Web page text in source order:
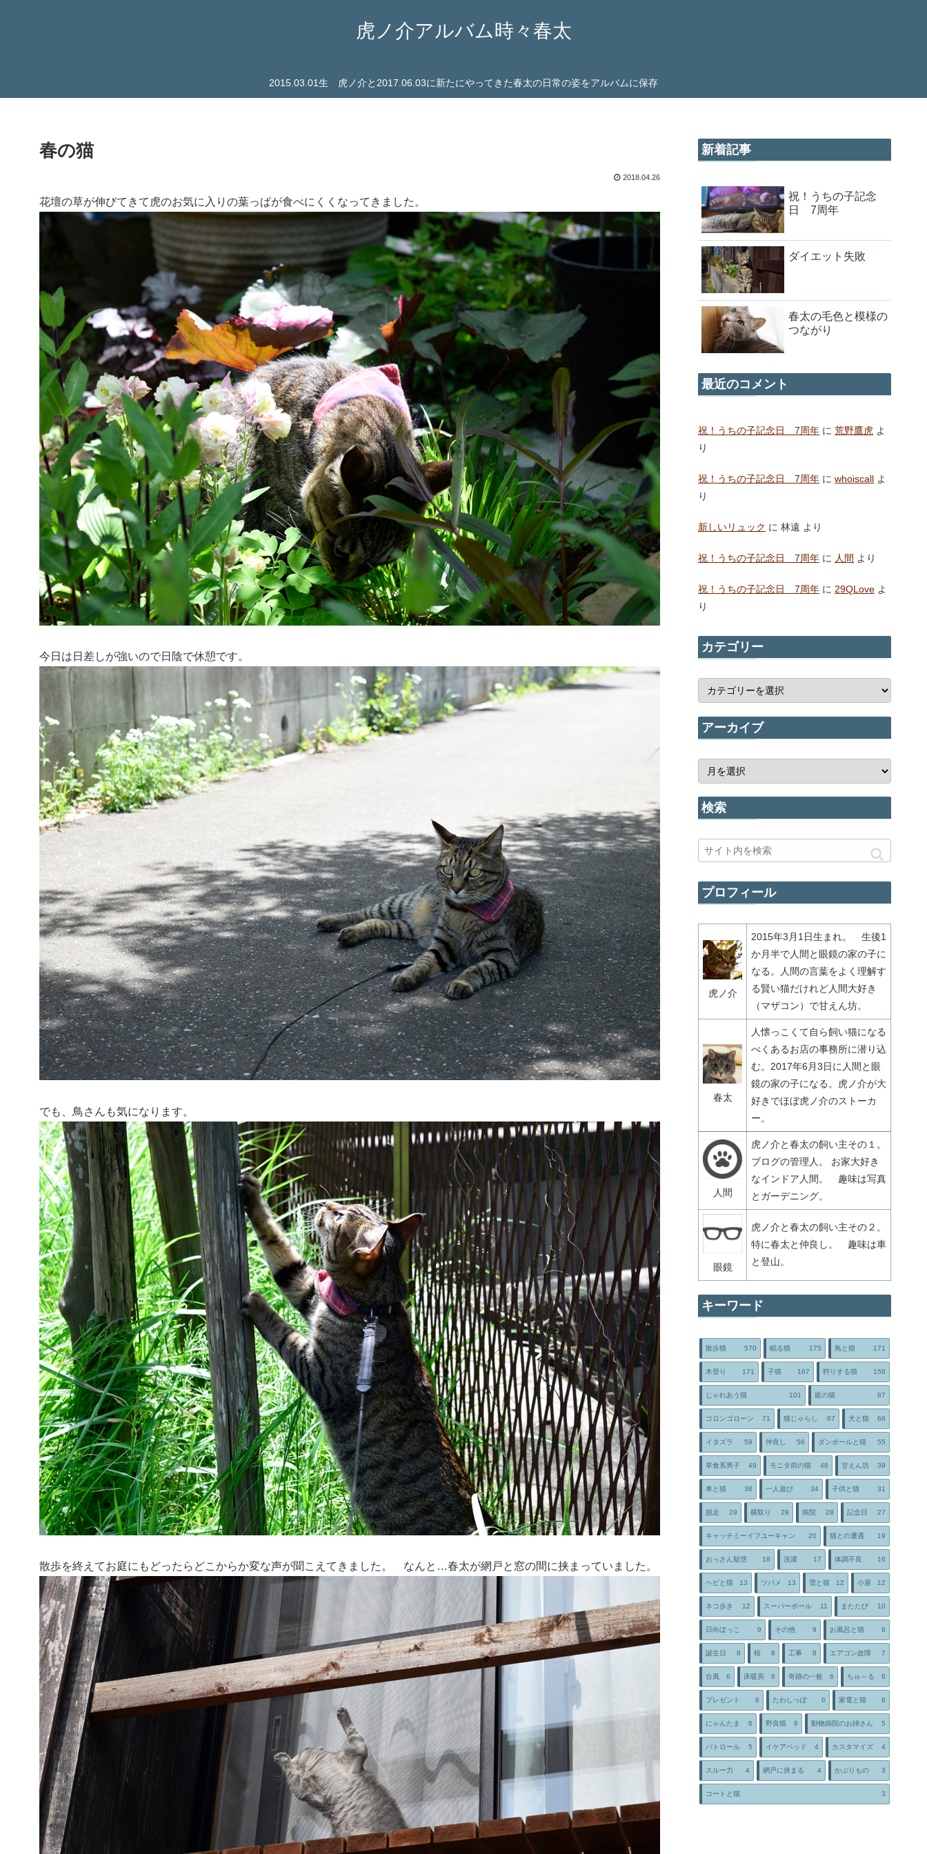
虎ノ介アルバム時々春太
2015.03.01生 虎ノ介と2017.06.03に新たにやってきた春太の日常の姿をアルバムに保存
春の猫
2018.04.26
花壇の草が伸びてきて虎のお気に入りの葉っぱが食べにくくなってきました。
今日は日差しが強いので日陰で休憩です。
でも、鳥さんも気になります。
散歩を終えてお庭にもどったらどこからか変な声が聞こえてきました。 なんと…春太が網戸と窓の間に挟まっていました。
新着記事
祝！うちの子記念
日 7周年
ダイエット失敗
春太の毛色と模様の
つながり
最近のコメント
祝！うちの子記念日 7周年 に 荒野鷹虎 よ
り
祝！うちの子記念日 7周年 に whoiscall よ
り
新しいリュック に 林遠 より
祝！うちの子記念日 7周年 に 人間 より
祝！うちの子記念日 7周年 に 29QLove よ
り
カテゴリー
アーカイブ
検索
プロフィール
虎ノ介
2015年3月1日生まれ。 生後1
か月半で人間と眼鏡の家の子に
なる。人間の言葉をよく理解す
る賢い猫だけれど人間大好き
（マザコン）で甘えん坊。
春太
人懐っこくて自ら飼い猫になる
べくあるお店の事務所に潜り込
む。2017年6月3日に人間と眼
鏡の家の子になる。虎ノ介が大
好きでほぼ虎ノ介のストーカ
ー。
人間
虎ノ介と春太の飼い主その１。
ブログの管理人。 お家大好き
なインドア人間。 趣味は写真
とガーデニング。
眼鏡
虎ノ介と春太の飼い主その２。
特に春太と仲良し。 趣味は車
と登山。
キーワード
散歩猫 570 眠る猫 175 鳥と猫 171
木登り 171 子猫 167 狩りする猫 158
じゃれあう猫 101 庭の猫 87
ゴロンゴローン 71 猫じゃらし 67 犬と猫 66
イタズラ 59 仲良し 56 ダンボールと猫 55
草食系男子 49 モニタ前の猫 48 甘えん坊 39
車と猫 38 一人遊び 34 子供と猫 31
脱走 29 横取り 29 病院 28 記念日 27
キャッチミーイフユーキャン 20 猫との遭遇 19
おっさん疑惑 18 洗濯 17 体調不良 16
ヘビと猫 13 ツバメ 13 雪と猫 12 小屋 12
ネコ歩き 12 スーパーボール 11 またたび 10
日向ぼっこ 9 その他 9 お風呂と猫 8
誕生日 8 桜 8 工事 8 エアコン故障 7
台風 6 床暖房 6 奇跡の一枚 6 ちゅ～る 6
プレゼント 6 たわしっぽ 6 家電と猫 6
にゃんたま 6 野良猫 6 動物病院のお姉さん 5
パトロール 5 イケアベッド 4 カスタマイズ 4
スルー力 4 網戸に挟まる 4 かぶりもの 3
コートと猫 3